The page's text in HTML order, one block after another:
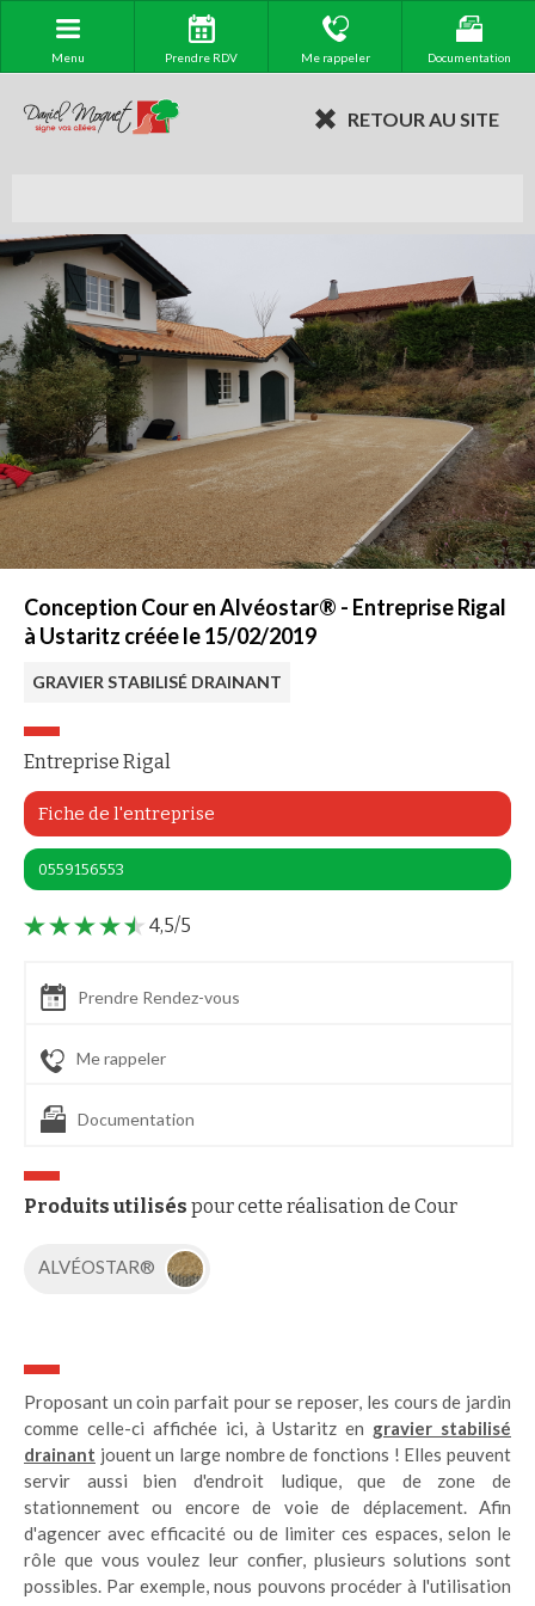
Menu Prendre RDV Me rappeler Documentation
RETOUR AU SITE
Conception Cour en Alvéostar® - Entreprise Rigal
à Ustaritz créée le 15/02/2019
GRAVIER STABILISÉ DRAINANT
Entreprise Rigal
Fiche de l'entreprise
0559156553
4,5/5
Prendre Rendez-vous
Me rappeler
Documentation
Produits utilisés pour cette réalisation de Cour
ALVÉOSTAR®
Proposant un coin parfait pour se reposer, les cours de jardin
comme celle-ci affichée ici, à Ustaritz en gravier stabilisé
drainant jouent un large nombre de fonctions ! Elles peuvent
servir aussi bien d'endroit ludique, que de zone de
stationnement ou encore de voie de déplacement. Afin
d'agencer avec efficacité ou de limiter ces espaces, selon le
rôle que vous voulez leur confier, plusieurs solutions sont
possibles. Par exemple, nous pouvons procéder à l'utilisation